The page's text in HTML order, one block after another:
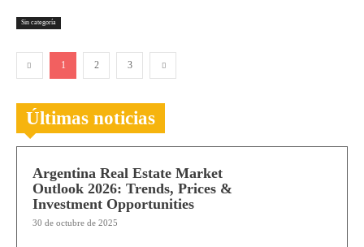
Sin categoría
1 2 3
Últimas noticias
Argentina Real Estate Market
Outlook 2026: Trends, Prices &
Investment Opportunities
30 de octubre de 2025